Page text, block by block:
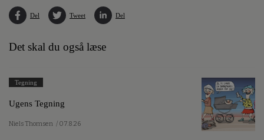
Del Tweet Del
Det skal du også læse
Tegning
Ugens Tegning
Niels Thomsen / 07.8.26